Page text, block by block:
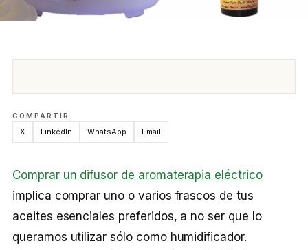
COMPARTIR
X LinkedIn WhatsApp Email
Comprar un difusor de aromaterapia eléctrico
implica comprar uno o varios frascos de tus
aceites esenciales preferidos, a no ser que lo
queramos utilizar sólo como humidificador.